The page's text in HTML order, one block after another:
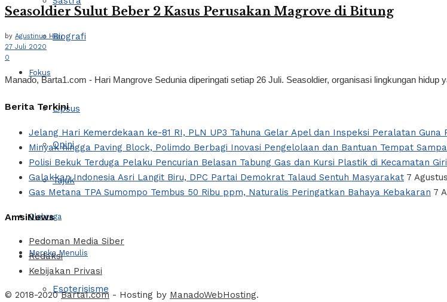
Biografi
Fokus
Lipsus
Opini
Tajuk
Olahraga
Mereka Menulis
Esoterisisme
Seasoldier Sulut Beber 2 Kasus Perusakan Magrove di Bitung
by Agustinus Hari
27 Juli 2020
0
Manado, Barta1.com - Hari Mangrove Sedunia diperingati setiap 26 Juli. Seasoldier, organisasi lingkungan hidup
Berita Terkini
Jelang Hari Kemerdekaan ke-81 RI, PLN UP3 Tahuna Gelar Apel dan Inspeksi Peralatan
Minyak hingga Paving Block, Polimdo Berbagi Inovasi Pengelolaan dan Bantuan Tempat
Polisi Bekuk Terduga Pelaku Pencurian Belasan Tabung Gas dan Kursi Plastik di Kecamatan
Galakkan Indonesia Asri Langit Biru, DPC Partai Demokrat Talaud Sentuh Masyarakat 7
Gas Metana TPA Sumompo Tembus 50 Ribu ppm, Naturalis Peringatkan Bahaya Kebakaran 7
AmsiNews
Pedoman Media Siber
Redaksi
Kebijakan Privasi
© 2018-2020Barta1.com - Hosting by ManadoWebHosting.